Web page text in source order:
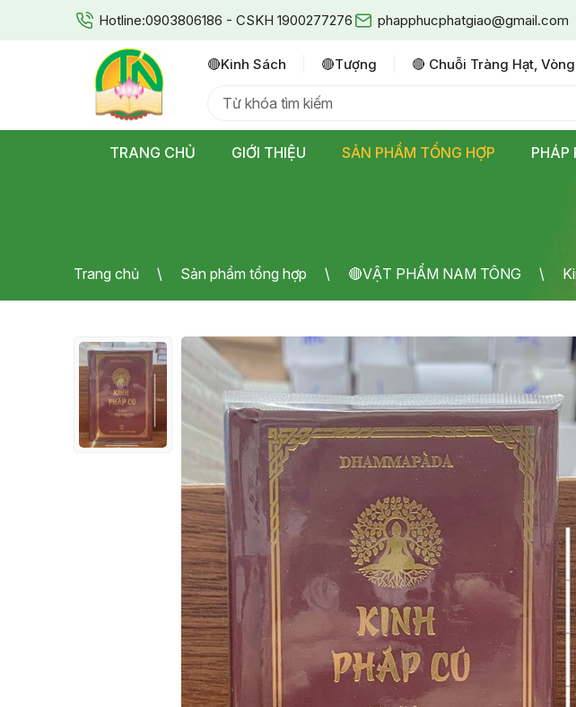
Hotline:0903806186 - CSKH 1900277276 phapphucphatgiao@gmail.com
🔴kinh Sách 🔴tượng 🔴 Chuỗi Tràng Hạt,
TRANG CHỦ GIỚI THIỆU SẢN PHẨM TỔNG HỢP PHÁP
Trang chủ Sản phẩm tổng hợp 🔴VẬT PHẨM NAM TÔNG